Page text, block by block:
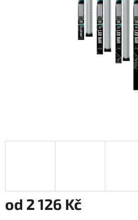
od 2 126 Kč